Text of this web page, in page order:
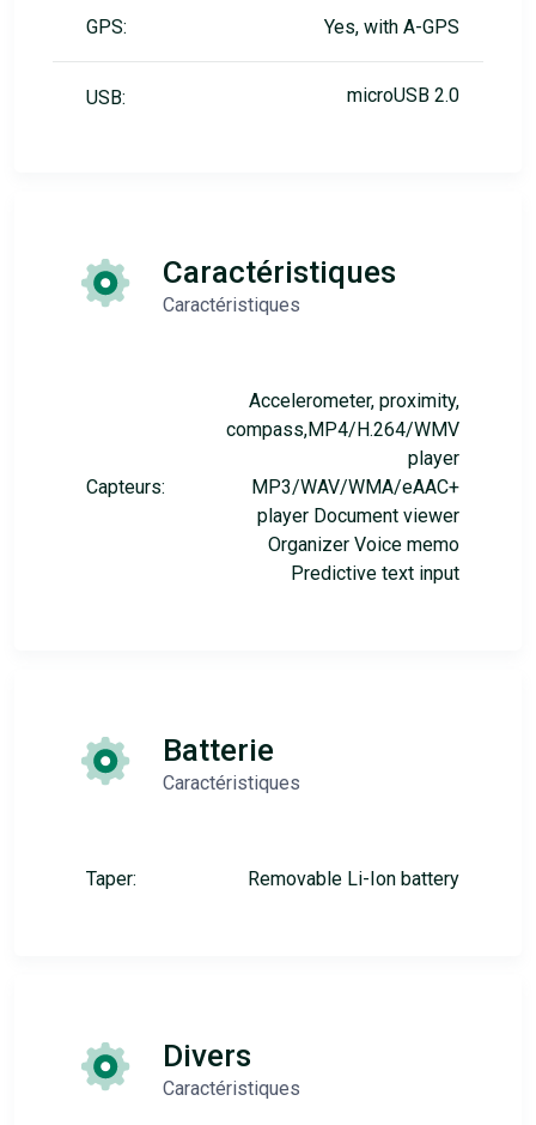
GPS: Yes, with A-GPS
USB: microUSB 2.0
Caractéristiques
Caractéristiques
Capteurs:
Accelerometer, proximity,
compass,MP4/H.264/WMV
player
MP3/WAV/WMA/eAAC+
player Document viewer
Organizer Voice memo
Predictive text input
Batterie
Caractéristiques
Taper: Removable Li-Ion battery
Divers
Caractéristiques